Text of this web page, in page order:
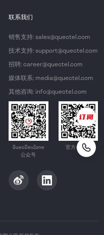
联系我们
销售支持: sales@quectel.com
技术支持: support@quectel.com
招聘: career@quectel.com
媒体联系: media@quectel.com
其他咨询: info@quectel.com
QuecDevZone
公众号
官方公众号